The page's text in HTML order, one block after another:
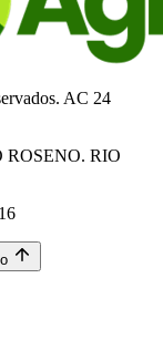
AC 24
ROSENO. RIO